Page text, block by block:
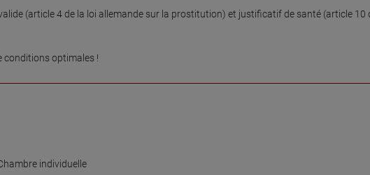
(article 4 de la loi allemande sur la prostitution) et justificatif de santé (article 10
conditions optimales !
individuelle